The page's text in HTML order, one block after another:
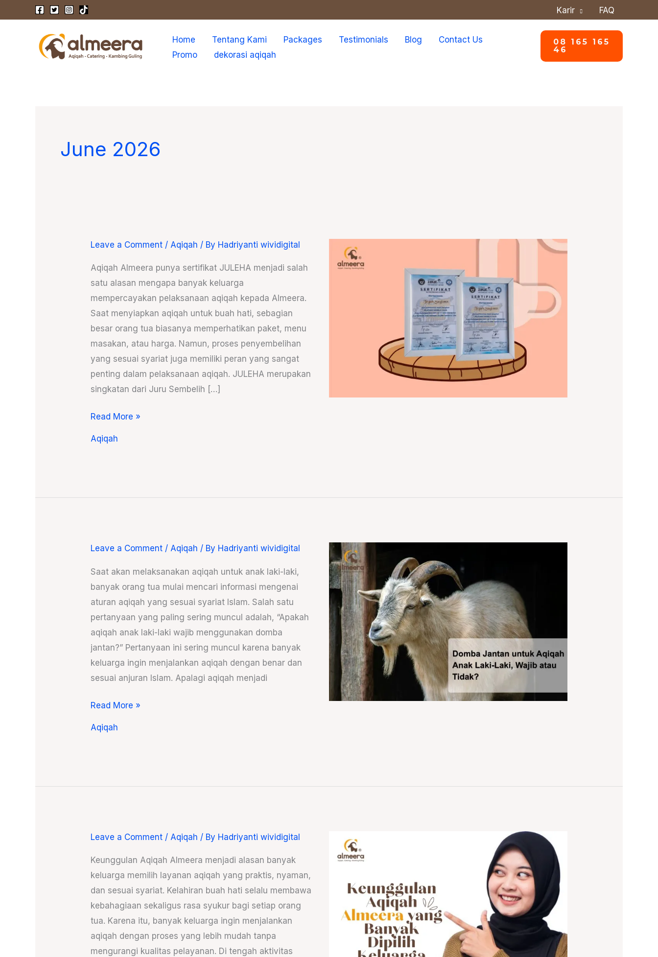
to
Karir FAQ
Home Tentang Kami Packages Testimonials Blog
Contact Us
Promo
dekorasi aqiqah
08 165 165
46
June 2026
Leave a Comment / Aqiqah / By Hadriyanti wividigital
Aqiqah Almeera punya sertifikat JULEHA menjadi salah
satu alasan mengapa banyak keluarga
mempercayakan pelaksanaan aqiqah kepada Almeera.
Saat menyiapkan aqiqah untuk buah hati, sebagian
besar orang tua biasanya memperhatikan paket, menu
masakan, atau harga. Namun, proses penyembelihan
yang sesuai syariat juga memiliki peran yang sangat
penting dalam pelaksanaan aqiqah. JULEHA merupakan
singkatan dari Juru Sembelih […]
Aqiqah
Punya
JULEHA,
Read More »
Aqiqah
Leave a Comment / Aqiqah / By Hadriyanti wividigital
Saat akan melaksanakan aqiqah untuk anak laki-laki,
banyak orang tua mulai mencari informasi mengenai
aturan aqiqah yang sesuai syariat Islam. Salah satu
pertanyaan yang paling sering muncul adalah, “Apakah
aqiqah anak laki-laki wajib menggunakan domba
jantan?” Pertanyaan ini sering muncul karena banyak
keluarga ingin menjalankan aqiqah dengan benar dan
sesuai anjuran Islam. Apalagi aqiqah menjadi
Domba
Aqiqah
Laki-
Laki,
Wajib
Read More »
Aqiqah
Leave a Comment / Aqiqah / By Hadriyanti wividigital
Keunggulan Aqiqah Almeera menjadi alasan banyak
keluarga memilih layanan aqiqah yang praktis, nyaman,
dan sesuai syariat. Kelahiran buah hati selalu membawa
kebahagiaan sekaligus rasa syukur bagi setiap orang
tua. Karena itu, banyak keluarga ingin menjalankan
aqiqah dengan proses yang lebih mudah tanpa
mengurangi kualitas pelayanan. Di tengah aktivitas
Keunggulan
Almeera